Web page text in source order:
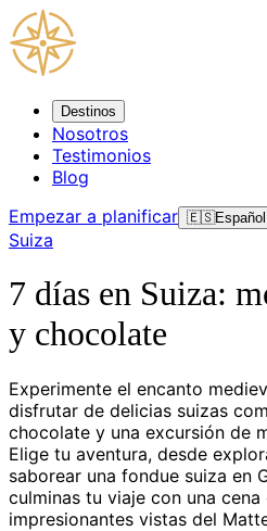
Destinos
Nosotros
Testimonios
Blog
Empezar a planificar 🇪🇸Español
Suiza
7 días en Suiza:
y chocolate
Experimente el encanto
disfrutar de delicias suizas
chocolate y una excursión de
Elige tu aventura, desde
saborear una fondue suiza en
culminas tu viaje con una
impresionantes vistas del